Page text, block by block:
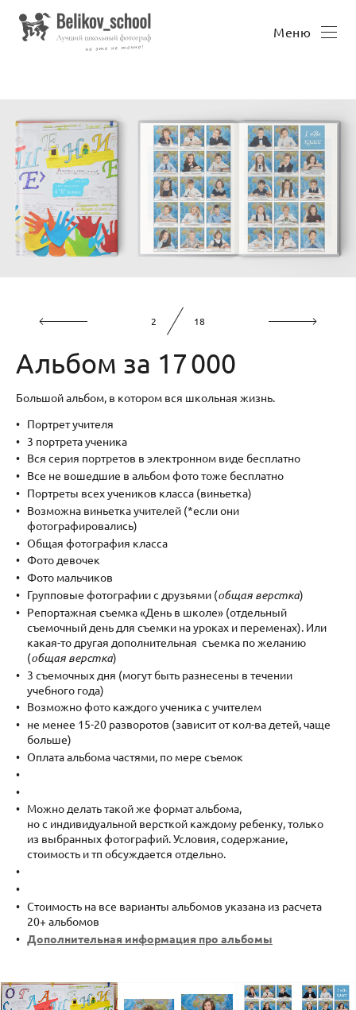
Меню
2 18
Альбом за 17 000
Большой альбом, в котором вся школьная жизнь.
Портрет учителя
3 портрета ученика
Вся серия портретов в электронном виде бесплатно
Все не вошедшие в альбом фото тоже бесплатно
Портреты всех учеников класса (виньетка)
Возможна виньетка учителей (*если они
фотографировались)
Общая фотография класса
Фото девочек
Фото мальчиков
Групповые фотографии с друзьями (общая верстка)
Репортажная съемка «День в школе» (отдельный
съемочный день для съемки на уроках и переменах). Или
какая-то другая дополнительная съемка по желанию
(общая верстка)
3 съемочных дня (могут быть разнесены в течении
учебного года)
Возможно фото каждого ученика с учителем
не менее 15-20 разворотов (зависит от кол-ва детей, чаще
больше)
Оплата альбома частями, по мере съемок
Можно делать такой же формат альбома,
но с индивидуальной версткой каждому ребенку, только
из выбранных фотографий. Условия, содержание,
стоимость и тп обсуждается отдельно.
Стоимость на все варианты альбомов указана из расчета
20+ альбомов
Дополнительная информация про альбомы